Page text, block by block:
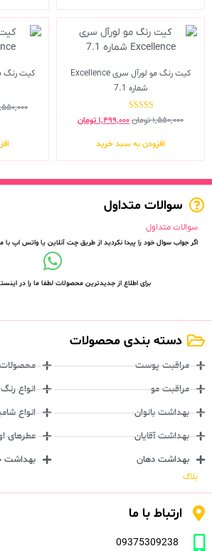
کیت رنگ مو لورآل سری Excellence
شماره 7.1
نمره
5.00
۱,۵۵۰,۰۰۰تومان۱,۴۹۹,۰۰۰ تومان
افزودن به سبد خرید
سوالات متداول
سوالات متداول
اگر جواب سوال خود را پیدا نکردید از طریق چت آنلاین یا واتس اپ با
برای اطلاع از جدیدترین محصولات لطفا ما را در
دسته بندی محصولات
مراقبت پوست
مراقبت مو
بهداشت بانوان
بهداشت آقایان
بهداشت دهان
انواع
انواع
عطرهای
بهداشت
بلاگ
ارتباط با ما
09375309238